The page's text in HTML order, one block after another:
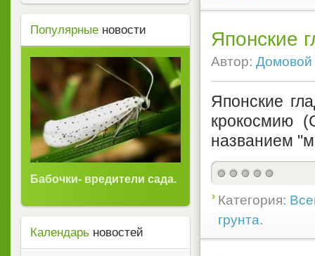
Японские
Автор: Домовой
Японские
крокосмию
названием
Категория:
грунта.
Популярные новости
Бабочки- вредители сада.
Календарь новостей